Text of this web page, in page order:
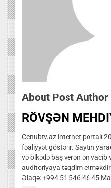
About Post Author
RÖVŞƏN
Cenubtv.az internet portalı
fəaliyyət göstərir. Saytın
və ölkədə baş verən ən vacib
auditoriyaya təqdim
Əlaqə: +994 51 546 46 45